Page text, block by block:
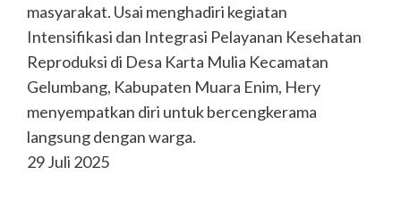
masyarakat. Usai menghadiri kegiatan
Intensifikasi dan Integrasi Pelayanan Kesehatan
Reproduksi di Desa Karta Mulia Kecamatan
Gelumbang, Kabupaten Muara Enim, Hery
menyempatkan diri untuk bercengkerama
langsung dengan warga.
29 Juli 2025